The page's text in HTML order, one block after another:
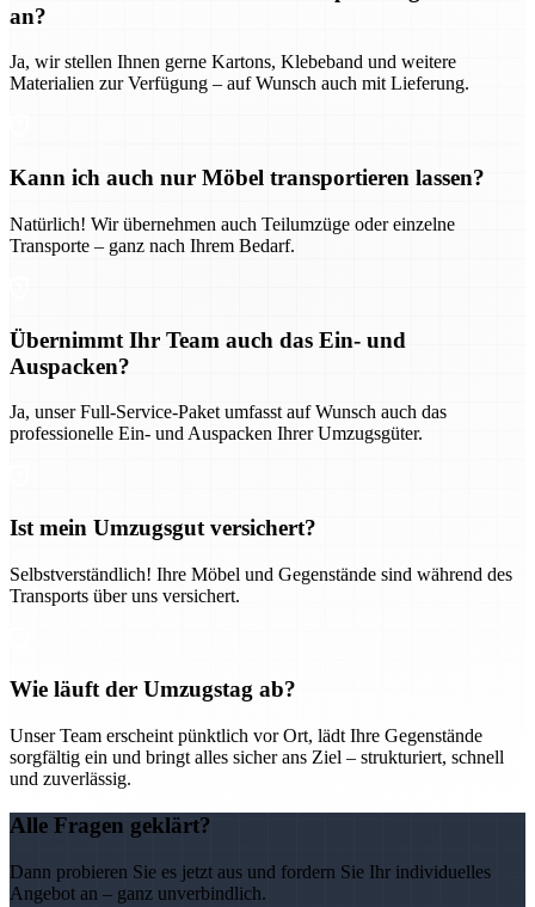
an?
Ja, wir stellen Ihnen gerne Kartons, Klebeband und weitere
Materialien zur Verfügung – auf Wunsch auch mit Lieferung.
Kann ich auch nur Möbel transportieren lassen?
Natürlich! Wir übernehmen auch Teilumzüge oder einzelne
Transporte – ganz nach Ihrem Bedarf.
Übernimmt Ihr Team auch das Ein- und
Auspacken?
Ja, unser Full-Service-Paket umfasst auf Wunsch auch das
professionelle Ein- und Auspacken Ihrer Umzugsgüter.
Ist mein Umzugsgut versichert?
Selbstverständlich! Ihre Möbel und Gegenstände sind während des
Transports über uns versichert.
Wie läuft der Umzugstag ab?
Unser Team erscheint pünktlich vor Ort, lädt Ihre Gegenstände
sorgfältig ein und bringt alles sicher ans Ziel – strukturiert, schnell
und zuverlässig.
Alle Fragen geklärt?
Dann probieren Sie es jetzt aus und fordern Sie Ihr individuelles
Angebot an – ganz unverbindlich.